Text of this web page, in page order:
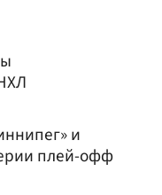
и
плей-офф